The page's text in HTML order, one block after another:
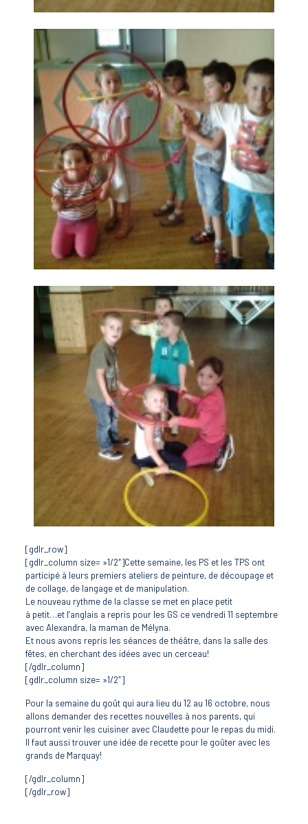
[gdlr_row]
[gdlr_column size= »1/2″]Cette semaine, les PS et les TPS ont
participé à leurs premiers ateliers de peinture, de découpage et
de collage, de langage et de manipulation.
Le nouveau rythme de la classe se met en place petit
à petit…et l’anglais a repris pour les GS ce vendredi 11 septembre
avec Alexandra, la maman de Mélyna.
Et nous avons repris les séances de théâtre, dans la salle des
fêtes, en cherchant des idées avec un cerceau!
[/gdlr_column]
[gdlr_column size= »1/2″]
Pour la semaine du goût qui aura lieu du 12 au 16 octobre, nous
allons demander des recettes nouvelles à nos parents, qui
pourront venir les cuisiner avec Claudette pour le repas du midi.
Il faut aussi trouver une idée de recette pour le goûter avec les
grands de Marquay!
[/gdlr_column]
[/gdlr_row]